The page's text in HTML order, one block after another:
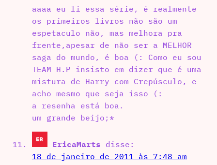
aaaa eu li essa série, é realmente
os primeiros livros não são um
espetaculo não, mas melhora pra
frente,apesar de não ser a MELHOR
saga do mundo, é boa (: Como eu sou
TEAM H.P insisto em dizer que é uma
mistura de Harry com Crepúsculo, e
acho mesmo que seja isso (:
a resenha está boa.
um grande beijo;*
EricaMarts disse:
18 de janeiro de 2011 às 7:48 am